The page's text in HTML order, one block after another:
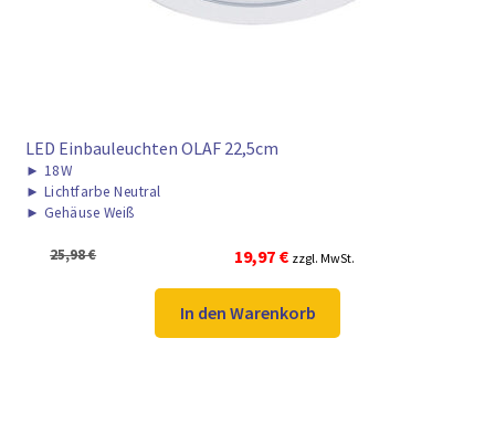
LED Einbauleuchten OLAF 22,5cm
► 18W
► Lichtfarbe Neutral
► Gehäuse Weiß
25,98€
Ursprünglicher
war:
25,98 €
19,97 €Aktueller
ist:
19,97 €.
zzgl. MwSt.
In den Warenkorb